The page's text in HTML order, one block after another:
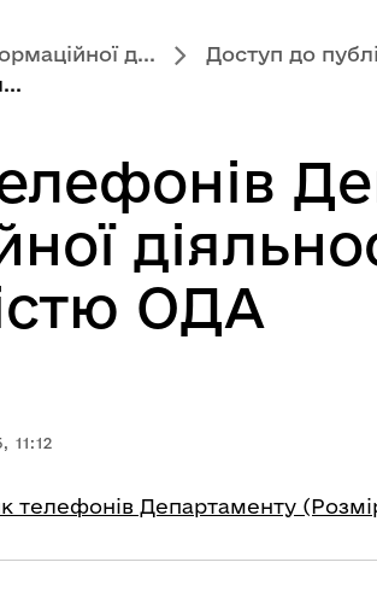
д... Доступ до
ОДА
11:12
телефонів Департаменту